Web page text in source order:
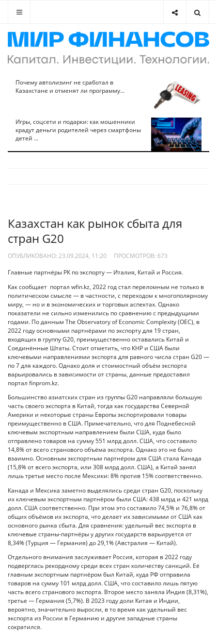
Почему автолизинг не сработал в
Казахстане и отменят ли программу...
Игры, соцсети и подарки: как мошенники
крадут деньги родителей через смартфоны
детей ...
Казахстан как рынок сбыта для
стран G20
ОПУБЛИКОВАНО: 23.09.2024, 11:20 ПРОСМОТРОВ: 673
Главные партнёры РК по экспорту — Италия, Китай и Россия.
Как сообщает портал wfin.kz, 2022 год стал переломным не только в
политическом смысле — в частности, с переходом к многополярному
миру, — но и в экономических и торговых аспектах. Однако
показатели не сильно изменились по сравнению с предыдущими
годами. По данным The Observatory of Economic Complexity (OEC), в
2022 году основными партнёрами по экспорту для 19 стран,
входящих в группу G20, преимущественно оставались Китай и
Соединённые Штаты. Стоит отметить, что КНР и США были
ключевыми направлениями экспорта для равного числа стран G20 —
по 7 для каждого. Однако доля и стоимостный объём экспорта
варьировались в зависимости от страны, данные предоставил
портал finprom.kz.
Большинство азиатских стран из группы G20 направляли большую
часть своего экспорта в Китай, тогда как государства Северной
Америки и некоторые страны Европы экспортировали товары
преимущественно в США. Примечательно, что для Поднебесной
ключевым экспортным направлением были США, куда было
отправлено товаров на сумму 551 млрд долл. США, что составило
14,8% от всего странового объёма экспорта. Однако это не было
взаимно. Основным экспортным партнёром для США стала Канада
(15,8% от всего экспорта, или 308 млрд долл. США), а Китай занял
лишь третье место после Мексики: 8% против 15% соответственно.
Канада и Мексика заметно выделялись среди стран G20, поскольку
их ключевым экспортным партнёром были США: 438 млрд и 421 млрд
долл. США соответственно. При этом это составило 74,5% и 76,8% от
общих объёмов их экспорта, что делает их зависимыми от США как
основного рынка сбыта. Для сравнения: удельный вес экспорта в
ключевые страны-партнёры у других государств варьируется от
8,34% (Турция — Германия) до 29,1% (Австралия — Китай).
Отдельного внимания заслуживает Россия, которая в 2022 году
подверглась рекордному среди всех стран количеству санкций. Её
главным экспортным партнёром был Китай, куда РФ отправила
товаров на сумму 101 млрд долл. США, что составило лишь пятую
часть всего странового экспорта. Второе место заняла Индия (8,31%),
третье — Германия (5,7%). В 2023 году доли Китая и Индии,
вероятно, значительно выросли, в то время как удельный вес
экспорта из России в Германию и другие западные страны
сократился.